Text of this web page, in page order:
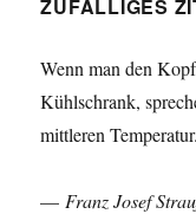
ZUFÄLLIGES
Wenn man den
Kühlschrank,
mittleren Temperatur.
— Franz Josef